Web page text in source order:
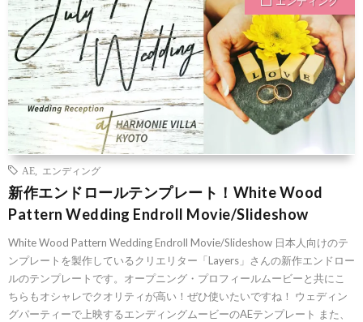
AE エンディング
新作エンドロールテンプレート！White Wood
Pattern Wedding Endroll Movie/Slideshow
White Wood Pattern Wedding Endroll Movie/Slideshow 日本人向けのテ
ンプレートを製作しているクリエリター「Layers」さんの新作エンドロー
ルのテンプレートです。オープニング・プロフィールムービーと共にこ
ちらもオシャレでクオリティが高い！ぜひ使いたいですね！ ウェディン
グパーティーで上映するエンディングムービーのAEテンプレート また、